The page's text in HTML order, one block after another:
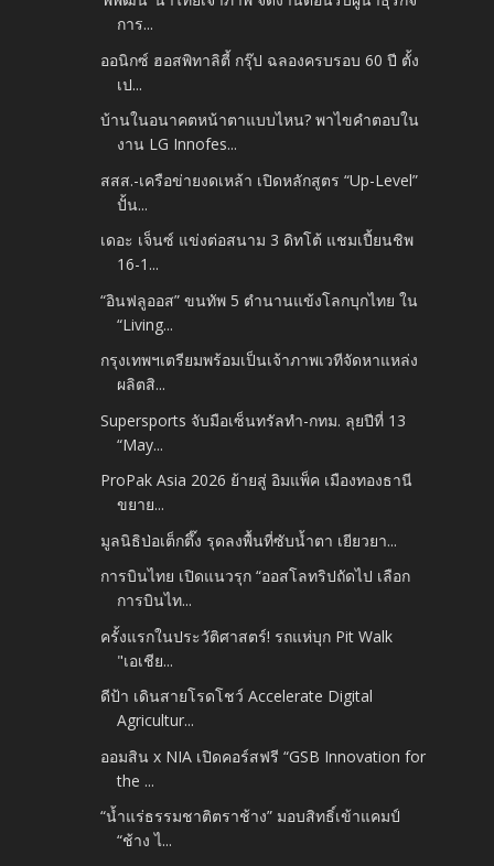
การ...
ออนิกซ์ ฮอสพิทาลิตี้ กรุ๊ป ฉลองครบรอบ 60 ปี ตั้ง
เป...
บ้านในอนาคตหน้าตาแบบไหน? พาไขคำตอบใน
งาน LG Innofes...
สสส.-เครือข่ายงดเหล้า เปิดหลักสูตร “Up-Level”
ปั้น...
เดอะ เจ็นซ์ แข่งต่อสนาม 3 ดิทโต้ แชมเปี้ยนชิพ
16-1...
“อินฟลูออส” ขนทัพ 5 ตำนานแข้งโลกบุกไทย ใน
“Living...
กรุงเทพฯเตรียมพร้อมเป็นเจ้าภาพเวทีจัดหาแหล่ง
ผลิตสิ...
Supersports จับมือเซ็นทรัลทำ-กทม. ลุยปีที่ 13
“May...
ProPak Asia 2026 ย้ายสู่ อิมแพ็ค เมืองทองธานี
ขยาย...
มูลนิธิป่อเต็กตึ๊ง รุดลงพื้นที่ซับน้ำตา เยียวยา...
การบินไทย เปิดแนวรุก “ออสโลทริปถัดไป เลือก
การบินไท...
ครั้งแรกในประวัติศาสตร์! รถแห่บุก Pit Walk
"เอเชีย...
ดีป้า เดินสายโรดโชว์ Accelerate Digital
Agricultur...
ออมสิน x NIA เปิดคอร์สฟรี “GSB Innovation for
the ...
“น้ำแร่ธรรมชาติตราช้าง” มอบสิทธิ์เข้าแคมป์
“ช้าง ไ...